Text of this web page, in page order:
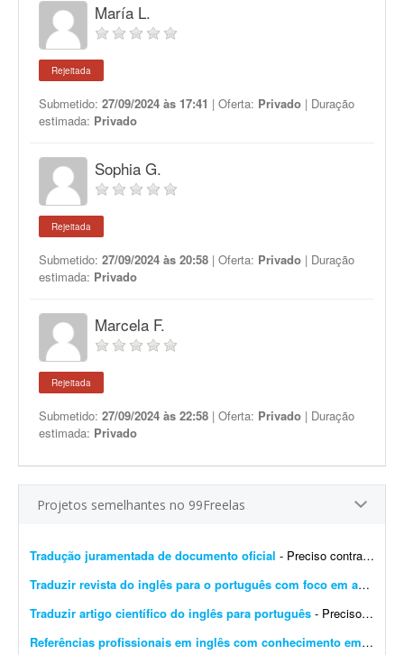
María L.
Rejeitada
Submetido: 27/09/2024 às 17:41 | Oferta: Privado | Duração
estimada: Privado
Sophia G.
Rejeitada
Submetido: 27/09/2024 às 20:58 | Oferta: Privado | Duração
estimada: Privado
Marcela F.
Rejeitada
Submetido: 27/09/2024 às 22:58 | Oferta: Privado | Duração
estimada: Privado
Projetos semelhantes no 99Freelas
Tradução juramentada de documento oficial - Preciso contratar um tradutor público juramentado para realizar a tradução oficial de um documento. O documento será utilizado para fins oficiais, portanto a tradu&cced...
Traduzir revista do inglês para o português com foco em aprendizagem
Traduzir artigo científico do inglês para português - Preciso de alguém com experiência em tradução de artigos científicos. Necessito traduzir um artigo do inglês para o português, preservando o rigor term...
Referências profissionais em inglês com conhecimento em mídia paga